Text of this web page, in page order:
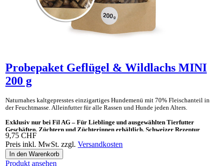
Probepaket Geflügel & Wildlachs MINI
200 g
Naturnahes kaltgepresstes einzig­artiges Hunde­menü mit 70% Fleisch­anteil in
der Feucht­masse. Allein­futter für alle Rassen und Hunde jeden Alters.
Exklusiv nur bei Fil AG – Für Lieblinge und ausgewählten Tierfutter
Geschäften, Züchtern und Züchterinnen erhältlich. Schweizer Rezeptur
Ideal auch als «Gesundes Leckerli» und Ergänzungsnahrung für BARF.
9,75 CHF
Preis inkl. MwSt. zzgl. Versandkosten
Produkt ansehen